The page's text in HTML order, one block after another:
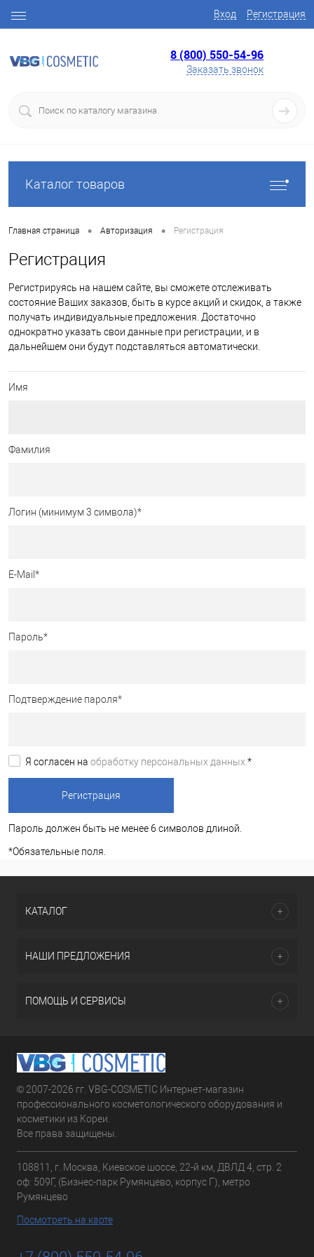
Вход Регистрация
8 (800) 550-54-96
Заказать звонок
Каталог товаров
Главная страница • Авторизация • Регистрация
Регистрация
Регистрируясь на нашем сайте, вы сможете отслеживать
состояние Ваших заказов, быть в курсе акций и скидок, а также
получать индивидуальные предложения. Достаточно
однократно указать свои данные при регистрации, и в
дальнейшем они будут подставляться автоматически.
Имя
Фамилия
Логин (минимум 3 символа)*
E-Mail *
Пароль*
Подтверждение пароля*
Я согласен на обработку персональных данных. *
Пароль должен быть не менее 6 символов длиной.
*Обязательные поля.
КАТАЛОГ
НАШИ ПРЕДЛОЖЕНИЯ
ПОМОЩЬ И СЕРВИСЫ
© 2007-2026 гг. VBG-COSMETIC Интернет-магазин
профессионального косметологического оборудования и
косметики из Кореи.
Все права защищены.
108811, г. Москва, Киевское шоссе, 22-й км, ДВЛД 4, стр. 2
оф: 509Г, (Бизнес-парк Румянцево, корпус Г), метро
Румянцево
Посмотреть на карте